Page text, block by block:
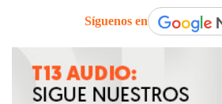
Síguenos en